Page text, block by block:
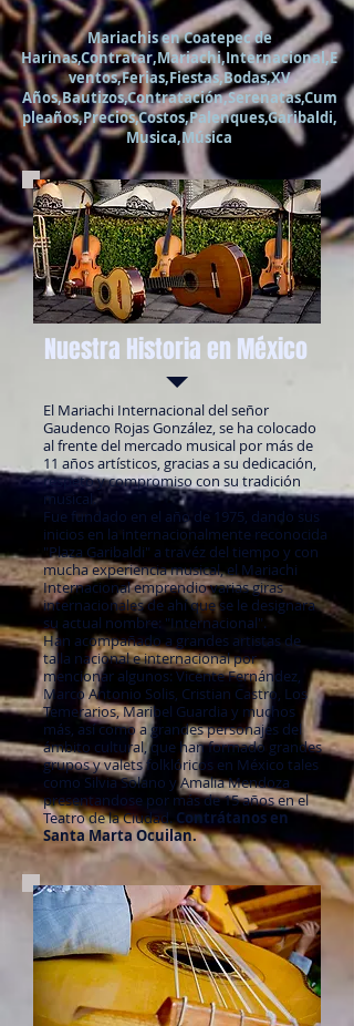
Mariachis en Coatepec de
Harinas,Contratar,Mariachi,Internacional,E
ventos,Ferias,Fiestas,Bodas,XV
Años,Bautizos,Contratación,Serenatas,Cum
pleaños,Precios,Costos,Palenques,Garibaldi,
Musica,Música
Nuestra Historia en México
El Mariachi Internacional del señor
Gaudenco Rojas González, se ha colocado
al frente del mercado musical por más de
11 años artísticos, gracias a su dedicación,
respeto y compromiso con su tradición
musical.
Fue fundado en el año de 1975, dando sus
inicios en la internacionalmente reconocida
"Plaza Garibaldi" a travéz del tiempo y con
mucha experiencia musical, el Mariachi
Internacional emprendio varias giras
internacionales de ahí que se le designara
su actual nombre: "Internacional".
Han acompañado a grandes artistas de
talla nacional e internacional por
mencionar algunos: Vicente Fernández,
Marco Antonio Solis, Cristian Castro, Los
Temerarios, Maribel Guardia y muchos
más, así como a grandes personajes del
ámbito cultural, que han formado grandes
grupos y valets folklóricos en México tales
como Silvia Solano y Amalia Mendoza
presentandose por más de 15 años en el
Teatro de la Ciudad. Contrátanos en
Santa Marta Ocuilan.